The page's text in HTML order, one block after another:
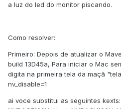
a luz do led do monitor piscando.
Como resolver:
Primeiro: Depois de atualizar o
build 13D45a, Para iniciar o Mac
digita na primeira tela da maçã
nv_disable=1
ai voce substitui as seguintes kexts: